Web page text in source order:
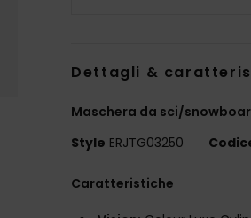
Dettagli &
Maschera da sci/
Style ERJTG03250
Caratteristiche